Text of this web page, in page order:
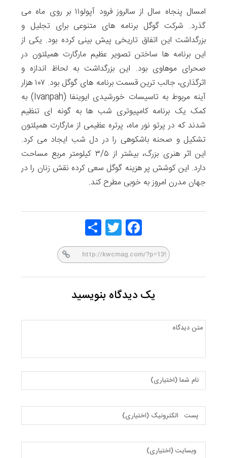
امسال پنجاه سال از سالروز فرود آپولو۱۱ بر روی ماه می
گذرد. شرکت گوگل برنامه های متنوعی برای تجلیل و
بزرگداشت این اتفاق تاریخی پیش بینی کرده بود. یکی از
این برنامه ها ساختن تصویر عظیم مارگارت همیلتون در
صحرای موهاوی بود. این بزرگداشت به لحاظ اندازه و
اثرگذاری، جالب ترین قسمت برنامه های گوگل بود. ۱۰۷ هزار
آینه مربوط به تاسیسات خورشیدی ایوینفا (Ivanpah) به
کمک یک برنامه کامپیوتری شب ها به گونه ای تنظیم
شدند که در پرتو نور ماه، پرتره عظیمی از مارگارت همیلتون
تشکیل و صحنه باشکوهی را در دل شب ایجاد می کرد.
این اثر هنری بزرگ، بیشتر از ۳/۵ کیلومتر مربع مساحت
دارد. این کوشش پر هزینه گوگل سعی کرده نقش زنان را در
جهان مدرن امروز به خوبی مطرح کند.
Face
Twitt
یک دیدگاه بنویسید